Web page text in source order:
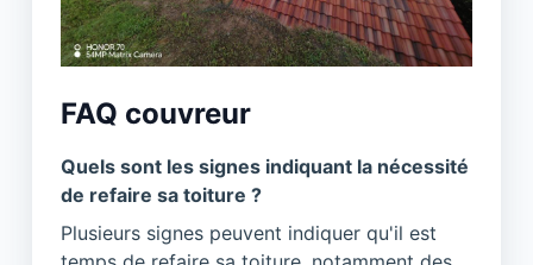
FAQ couvreur
Quels sont les signes indiquant la nécessité
de refaire sa toiture ?
Plusieurs signes peuvent indiquer qu'il est